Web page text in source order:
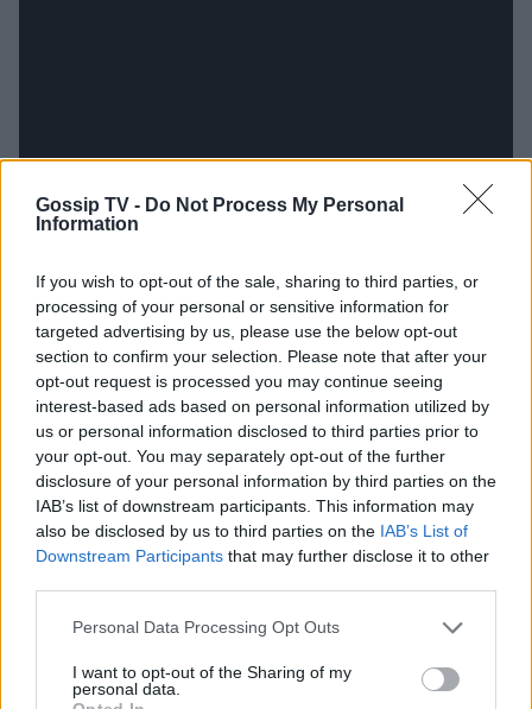
Gossip TV - Do Not Process My Personal
Information
If you wish to opt-out of the sale, sharing to third parties, or
processing of your personal or sensitive information for
targeted advertising by us, please use the below opt-out
section to confirm your selection. Please note that after your
opt-out request is processed you may continue seeing
interest-based ads based on personal information utilized by
us or personal information disclosed to third parties prior to
your opt-out. You may separately opt-out of the further
disclosure of your personal information by third parties on the
IAB’s list of downstream participants. This information may
also be disclosed by us to third parties on the IAB’s List of
Downstream Participants that may further disclose it to other
Personal Data Processing Opt Outs
I want to opt-out of the Sharing of my
personal data.
Οι ανυποψίαστοι «πελάτες» που θα κάνουν σήμα
στο «ΤΑΞΙ» και θα πέσουν πάνω στον Διονύση,
όχι μόνο δε θα πληρώσουν για τη διαδρομή τους
αλλά θα έχουν και την ευκαιρία να κερδίσουν
πολλά χρήματα από αυτή την κούρσα.
Ο Διονύσης ξεκινάει τις ερωτήσεις και οι
παίκτες απαντάνε έχοντας στη διάθεσή τους
ο οποίος είναι σχεδόν
παντογνώστης σαν τον εγγόνο του.